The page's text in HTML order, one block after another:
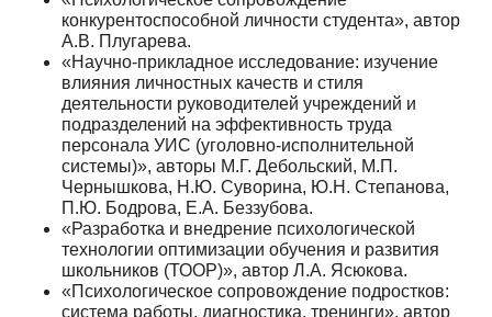
конкурентоспособной личности студента», автор
А.В. Плугарева.
«Научно-прикладное исследование: изучение
влияния личностных качеств и стиля
деятельности руководителей учреждений и
подразделений на эффективность труда
персонала УИС (уголовно-исполнительной
системы)», авторы М.Г. Дебольский, М.П.
Чернышкова, Н.Ю. Суворина, Ю.Н. Степанова,
П.Ю. Бодрова, Е.А. Беззубова.
«Разработка и внедрение психологической
технологии оптимизации обучения и развития
школьников (ТООР)», автор Л.А. Ясюкова.
«Психологическое сопровождение подростков:
система работы, диагностика, тренинги», автор